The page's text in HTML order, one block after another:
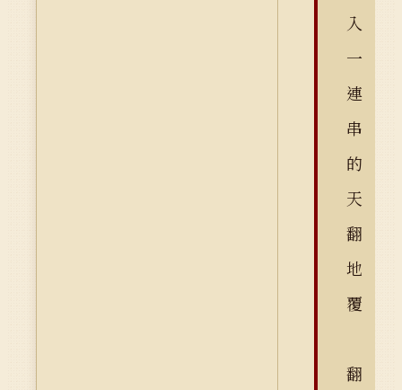
入
一
連
串
的
天
翻
地
覆
翻